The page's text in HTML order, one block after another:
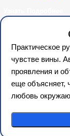
Практическое
чувстве вины.
проявления и
еще объясняет,
любовь